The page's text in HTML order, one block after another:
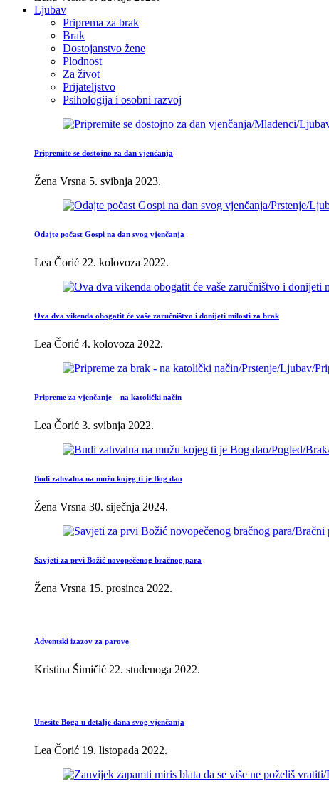
Ljubav
Priprema za brak
Brak
Dostojanstvo žene
Plodnost
Za život
Prijateljstvo
Psihologija i osobni razvoj
Pripremite se dostojno za dan vjenčanja
Žena Vrsna 5. svibnja 2023.
Odajte počast Gospi na dan svog vjenčanja
Lea Čorić 22. kolovoza 2022.
Ova dva vikenda obogatit će vaše zaručništvo i donijeti milosti za brak
Lea Čorić 4. kolovoza 2022.
Pripreme za vjenčanje – na katolički način
Lea Čorić 3. svibnja 2022.
Budi zahvalna na mužu kojeg ti je Bog dao
Žena Vrsna 30. siječnja 2024.
Savjeti za prvi Božić novopečenog bračnog para
Žena Vrsna 15. prosinca 2022.
Adventski izazov za parove
Kristina Šimičić 22. studenoga 2022.
Unesite Boga u detalje dana svog vjenčanja
Lea Čorić 19. listopada 2022.